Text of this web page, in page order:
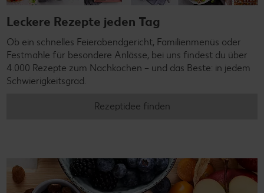
Leckere Rezepte jeden Tag
Ob ein schnelles Feierabendgericht, Familienmenüs oder
Festmahle für besondere Anlässe, bei uns findest du über
4.000 Rezepte zum Nachkochen – und das Beste: in jedem
Schwierigkeitsgrad.
Rezeptidee finden